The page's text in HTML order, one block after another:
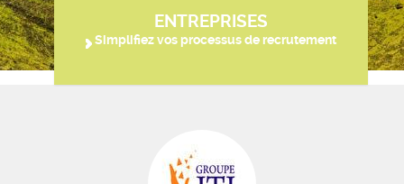
ENTREPRISES
Simplifiez vos processus de recrutement